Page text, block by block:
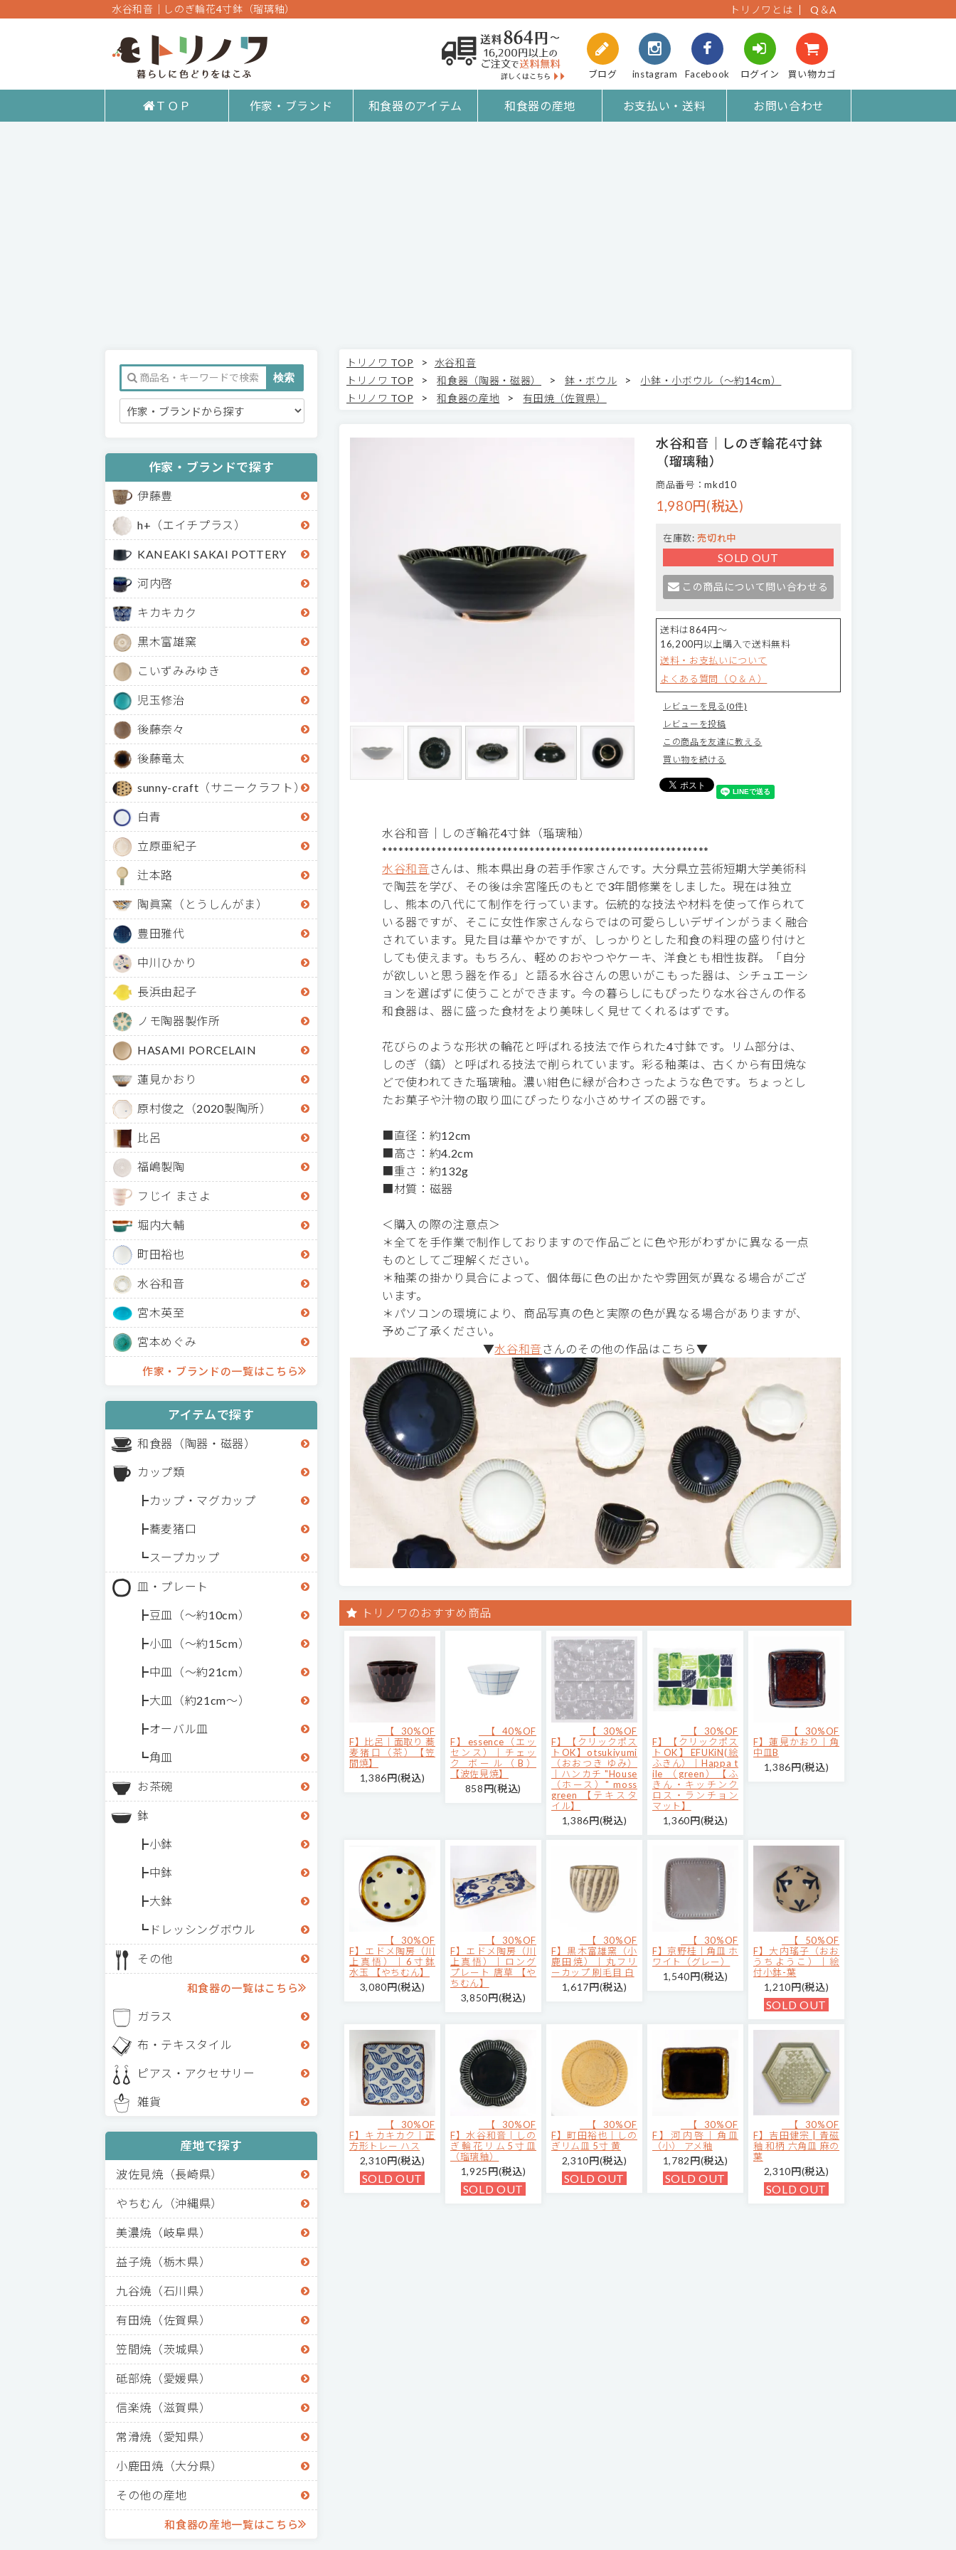
水谷和音│しのぎ輪花4寸鉢（瑠璃釉） トリノワとは Q＆A
ブログ instagram Facebook ログイン 買い物カゴ
ＴＯＰ 作家・ブランド 和食器のアイテム 和食器の産地 お支払い・送料 お問い合わせ
作家・ブランドで探す
伊藤豊
h+（エイチプラス）
KANEAKI SAKAI POTTERY
河内啓
キカキカク
黒木富雄窯
こいずみみゆき
児玉修治
後藤奈々
後藤竜太
sunny-craft（サニークラフト）
白青
立原亜紀子
辻本路
陶眞窯（とうしんがま）
豊田雅代
中川ひかり
長浜由起子
ノモ陶器製作所
HASAMI PORCELAIN
蓮見かおり
原村俊之（2020製陶所）
比呂
福嶋製陶
フじイ まさよ
堀内大輔
町田裕也
水谷和音
宮木英至
宮本めぐみ
作家・ブランドの一覧はこちら
アイテムで探す
和食器（陶器・磁器）
カップ類
カップ・マグカップ
蕎麦猪口
スープカップ
皿・プレート
豆皿（～約10cm）
小皿（～約15cm）
中皿（～約21cm）
大皿（約21cm～）
オーバル皿
角皿
お茶碗
鉢
小鉢
中鉢
大鉢
ドレッシングボウル
その他
和食器の一覧はこちら
ガラス
布・テキスタイル
ピアス・アクセサリー
雑貨
産地で探す
波佐見焼（長崎県）
やちむん（沖縄県）
美濃焼（岐阜県）
益子焼（栃木県）
九谷焼（石川県）
有田焼（佐賀県）
笠間焼（茨城県）
砥部焼（愛媛県）
信楽焼（滋賀県）
常滑焼（愛知県）
小鹿田焼（大分県）
その他の産地
和食器の産地一覧はこちら
トリノワ TOP >
水谷和音
トリノワ TOP
> 和食器（陶器・磁器） > 鉢・ボウル >
小鉢・小ボウル（～約14cm）
トリノワ TOP
> 和食器の産地 > 有田焼（佐賀県）
水谷和音│しのぎ輪花4寸鉢
（瑠璃釉）
商品番号：mkd10
1,980円(税込)
在庫数: 売切れ中
SOLD OUT
この商品について問い合わせる
送料は864円～
16,200円以上購入で送料無料
送料・お支払いについて
よくある質問（Ｑ＆Ａ）
レビューを見る(0件)
レビューを投稿
この商品を友達に教える
買い物を続ける
水谷和音│しのぎ輪花4寸鉢（瑠璃釉）
************************************************************
水谷和音 さんは、熊本県出身の若手作家さんです。大分県立芸術短期大学美術科
で陶芸を学び、その後は余宮隆氏のもとで3年間修業をしました。現在は独立
し、熊本の八代にて制作を行っています。伝統的な技法や材料を使って作られて
いる器ですが、そこに女性作家さんならではの可愛らしいデザインがうまく融合
されています。見た目は華やかですが、しっかりとした和食の料理の盛り付けと
しても使えます。もちろん、軽めのおやつやケーキ、洋食とも相性抜群。「自分
が欲しいと思う器を作る」と語る水谷さんの思いがこもった器は、シチュエーシ
ョンを選ばずに使うことができます。今の暮らしにもぴったりな水谷さんの作る
和食器は、器に盛った食材をより美味しく見せてくれるはずです。
花びらのような形状の輪花と呼ばれる技法で作られた4寸鉢です。リム部分は、
しのぎ（鎬）と呼ばれる技法で削られています。彩る釉薬は、古くから有田焼な
どで使われてきた瑠璃釉。濃い紺色に緑が合わさったような色です。ちょっとし
たお菓子や汁物の取り皿にぴったりな小さめサイズの器です。
■直径：約12cm
■高さ：約4.2cm
■重さ：約132g
■材質：磁器
＜購入の際の注意点＞
＊全てを手作業で制作しておりますので作品ごとに色や形がわずかに異なる一点
ものとしてご理解ください。
＊釉薬の掛かり具合によって、個体毎に色の出かたや雰囲気が異なる場合がござ
います。
＊パソコンの環境により、商品写真の色と実際の色が異なる場合がありますが、
予めご了承ください。
▼水谷和音 さんのその他の作品はこちら▼
トリノワのおすすめ商品
【30%OF
F】比呂｜面取り 蕎
麦猪口（茶）【笠
間焼】
1,386円(税込)
【40%OF
F】essence（エッ
センス）｜チェッ
ク ボール（B）
【波佐見焼】
858円(税込)
【30%OF
F】【クリックポス
トOK】otsukiyumi
（おおつき ゆみ）
｜ハンカチ "House
（ホース）" moss
green 【テキスタ
イル】
1,386円(税込)
【30%OF
F】【クリックポス
トOK】EFUKiN(絵
ふきん）｜Happa t
ile （green）【ふ
きん・キッチンク
ロス・ランチョン
マット】
1,360円(税込)
【30%OF
F】蓮見かおり｜角
中皿B
1,386円(税込)
【30%OF
F】エドメ陶房（川
上真悟）｜6寸鉢
水玉 【やちむん】
3,080円(税込)
【30%OF
F】エドメ陶房（川
上真悟）｜ロング
プレート 唐草 【や
ちむん】
3,850円(税込)
【30%OF
F】黒木富雄窯（小
鹿田焼）｜丸フリ
ーカップ 刷毛目 白
1,617円(税込)
【30%OF
F】京野桂｜角皿 ホ
ワイト（グレー）
1,540円(税込)
【50%OF
F】大内瑤子（おお
うちようこ）｜絵
付小鉢-葉
1,210円(税込)
SOLD OUT
【30%OF
F】キカキカク｜正
方形トレー ハス
2,310円(税込)
SOLD OUT
【30%OF
F】水谷和音│しの
ぎ輪花リム5寸皿
（瑠璃釉）
1,925円(税込)
SOLD OUT
【30%OF
F】町田裕也｜しの
ぎリム皿 5寸 黄
2,310円(税込)
SOLD OUT
【30%OF
F】河内啓｜角皿
（小） アメ釉
1,782円(税込)
SOLD OUT
【30%OF
F】吉田健宗 | 青磁
釉 和柄 六角皿 麻の
葉
2,310円(税込)
SOLD OUT